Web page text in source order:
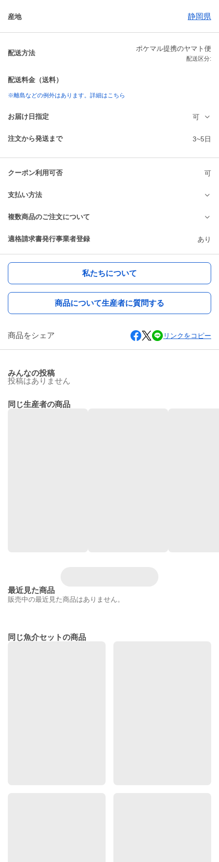
産地 静岡県
配送方法
ポケマル提携のヤマト便
配送区分:
配送料金（送料）
※離島などの例外はあります。詳細はこちら
お届け日指定 可
注文から発送まで 3~5日
クーポン利用可否 可
支払い方法
複数商品のご注文について
適格請求書発行事業者登録 あり
私たちについて
商品について生産者に質問する
商品をシェア リンクをコピー
みんなの投稿
投稿はありません
同じ生産者の商品
最近見た商品
販売中の最近見た商品はありません。
同じ魚介セットの商品